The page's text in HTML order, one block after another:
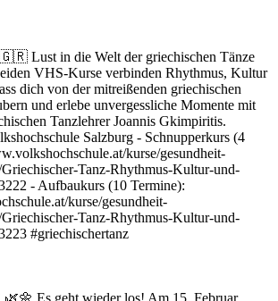
🇬🇷 Lust in die Welt der griechischen Tänze
VHS-Kurse verbinden Rhythmus, Kultur
dich von der mitreißenden griechischen
und erlebe unvergessliche Momente mit
Tanzlehrer Joannis Gkimpiritis.
Salzburg - Schnupperkurs (4
kurse/gesundheit-
Tanz-Rhythmus-Kultur-und-
- Aufbaukurs (10 Termine):
kurse/gesundheit-
Tanz-Rhythmus-Kultur-und-
#griechischertanz